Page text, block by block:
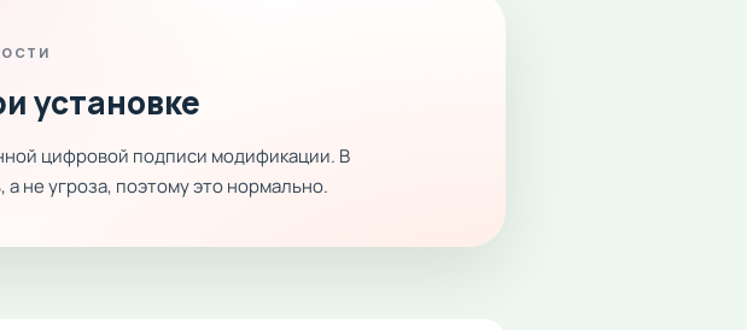
установке
цифровой подписи модификации. В
не угроза, поэтому это нормально.